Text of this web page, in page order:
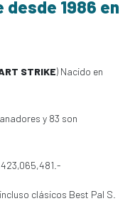
1986 en
STRIKE) Nacido en
y 83 son
clásicos Best Pal S.